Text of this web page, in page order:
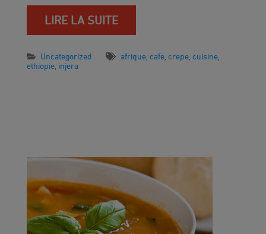
LIRE LA SUITE
Uncategorized afrique, cafe, crepe, cuisine,
ethiopie, injera